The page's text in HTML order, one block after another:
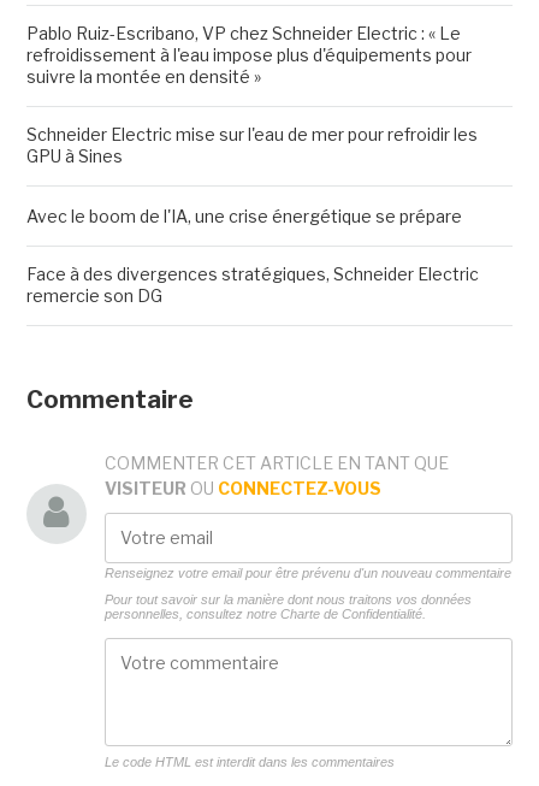
Pablo Ruiz-Escribano, VP chez Schneider Electric : « Le
refroidissement à l'eau impose plus d'équipements pour
suivre la montée en densité »
Schneider Electric mise sur l'eau de mer pour refroidir les
GPU à Sines
Avec le boom de l'IA, une crise énergétique se prépare
Face à des divergences stratégiques, Schneider Electric
remercie son DG
Commentaire
COMMENTER CET ARTICLE EN TANT QUE
VISITEUR OU CONNECTEZ-VOUS
Renseignez votre email pour être prévenu d'un nouveau commentaire
Pour tout savoir sur la manière dont nous traitons vos données
personnelles, consultez notre Charte de Confidentialité.
Le code HTML est interdit dans les commentaires